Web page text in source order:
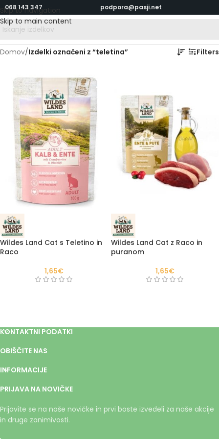
Skip to navigation
Skip to main content
068 143 347 podpora@pasji.net
Domov/Izdelki označeni z “teletina” Filters
Wildes Land Cat s Teletino in
Raco
1,65€
Wildes Land Cat z Raco in
puranom
1,65€
KONTAKTNI PODATKI
OBIŠČITE NAS
INFORMACIJE
PRIJAVA NA NOVIČKE
Prijavite se na naše novičke in prvi boste izvedeli za naše akcije
in druge zanimivosti.